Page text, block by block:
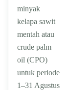
minyak
kelapa sawit
mentah atau
crude palm
oil (CPO)
untuk periode
1–31 Agustus